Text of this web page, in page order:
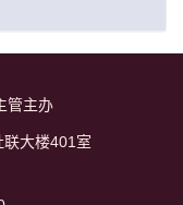
管主办
联大楼401室